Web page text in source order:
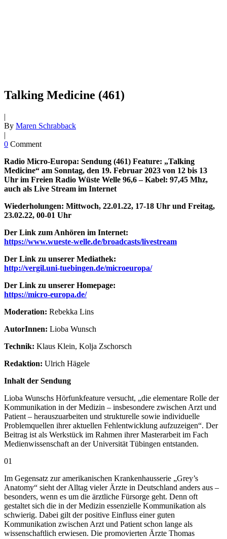
Talking Medicine (461)
|
By Maren Schrabback
|
0 Comment
Radio Micro-Europa: Sendung (461) Feature: „Talking
Medicine“ am Sonntag, den 19. Februar 2023 von 12 bis 13
Uhr im Freien Radio Wüste Welle 96,6 – Kabel: 97,45 Mhz,
auch als Live Stream im Internet
Wiederholungen: Mittwoch, 22.01.22, 17-18 Uhr und Freitag,
23.02.22, 00-01 Uhr
Der Link zum Anhören im Internet:
https://www.wueste-welle.de/broadcasts/livestream
Der Link zu unserer Mediathek:
http://vergil.uni-tuebingen.de/microeuropa/
Der Link zu unserer Homepage:
https://micro-europa.de/
Moderation: Rebekka Lins
AutorInnen: Lioba Wunsch
Technik: Klaus Klein, Kolja Zschorsch
Redaktion: Ulrich Hägele
Inhalt der Sendung
Lioba Wunschs Hörfunkfeature versucht, „die elementare Rolle der
Kommunikation in der Medizin – insbesondere zwischen Arzt und
Patient – herauszuarbeiten und strukturelle sowie individuelle
Problemquellen ihrer aktuellen Fehlentwicklung aufzuzeigen“. Der
Beitrag ist als Werkstück im Rahmen ihrer Masterarbeit im Fach
Medienwissenschaft an der Universität Tübingen entstanden.
01
Im Gegensatz zur amerikanischen Krankenhausserie „Grey’s
Anatomy“ sieht der Alltag vieler Ärzte in Deutschland anders aus –
besonders, wenn es um die ärztliche Fürsorge geht. Denn oft
gestaltet sich die in der Medizin essenzielle Kommunikation als
schwierig. Dabei gilt der positive Einfluss einer guten
Kommunikation zwischen Arzt und Patient schon lange als
wissenschaftlich erwiesen. Die promovierten Ärzte Thomas